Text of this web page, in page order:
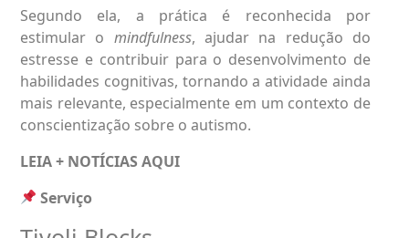
Segundo ela, a prática é reconhecida por
estimular o mindfulness, ajudar na redução do
estresse e contribuir para o desenvolvimento de
habilidades cognitivas, tornando a atividade ainda
mais relevante, especialmente em um contexto de
conscientização sobre o autismo.
LEIA + NOTÍCIAS AQUI
Serviço